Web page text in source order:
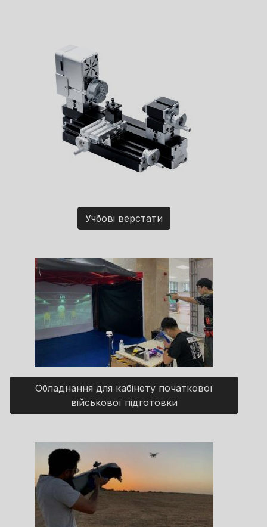
Учбові верстати
Обладнання для кабінету початкової
військової підготовки